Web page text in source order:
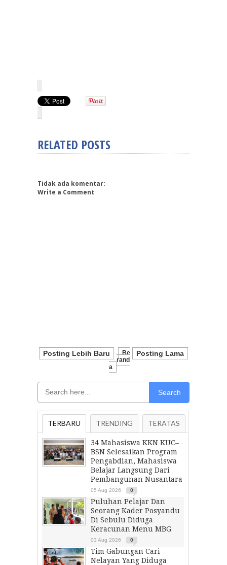
RELATED POSTS
Tidak ada komentar:
Write a Comment
Posting Lebih Baru Posting Lama
Be
Rand
A
Search
TERBARU TRENDING TERATAS
34 Mahasiswa KKN KUC–
BSN Selesaikan Program
Pengabdian, Mahasiswa
Belajar Langsung Dari
Pembangunan Nusantara
05 Aug 2026 0
Puluhan Pelajar Dan
Seorang Kader Posyandu
Di Sebulu Diduga
Keracunan Menu MBG
03 Aug 2026 0
Tim Gabungan Cari
Nelayan Yang Diduga